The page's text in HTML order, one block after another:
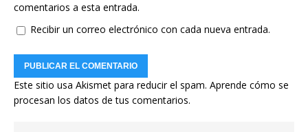
comentarios a esta entrada.
Recibir un correo electrónico con cada nueva entrada.
Este sitio usa Akismet para reducir el spam. Aprende cómo se
procesan los datos de tus comentarios.